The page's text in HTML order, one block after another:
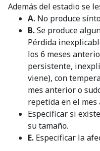
Además del estadio se
A. No produce
B.Se produce
Pérdida
los 6 meses
persistente,
viene), con
mes anterior o
repetida en el mes
Especificar si
su tamaño.
E. Especificar la